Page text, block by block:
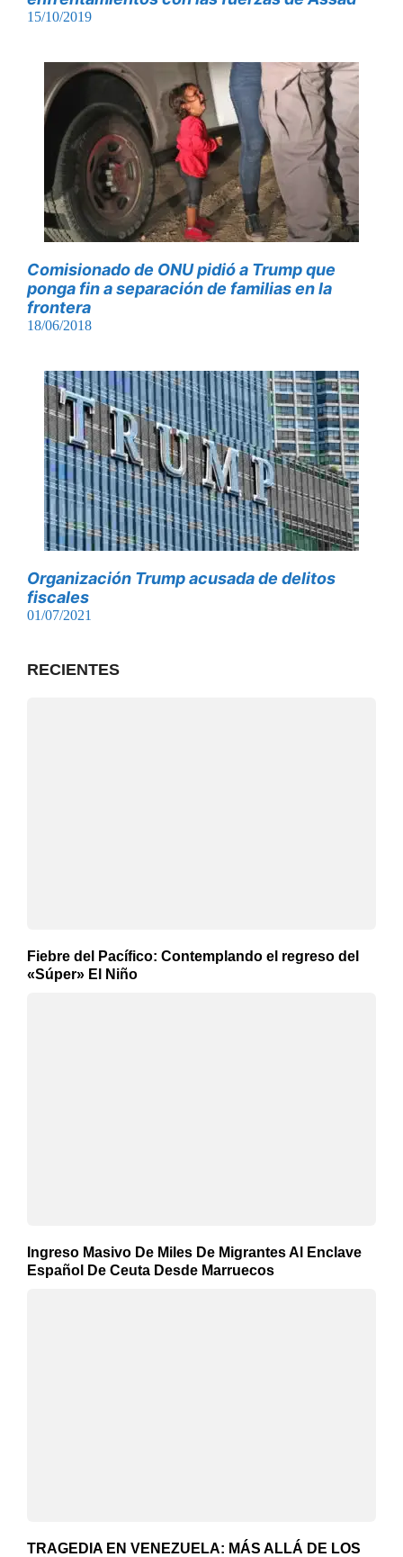
15/10/2019
Comisionado de ONU pidió a Trump que
ponga fin a separación de familias en la
frontera
18/06/2018
Organización Trump acusada de delitos
fiscales
01/07/2021
RECIENTES
Fiebre del Pacífico: Contemplando el regreso del
«Súper» El Niño
Ingreso Masivo De Miles De Migrantes Al Enclave
Español De Ceuta Desde Marruecos
TRAGEDIA EN VENEZUELA: MÁS ALLÁ DE LOS